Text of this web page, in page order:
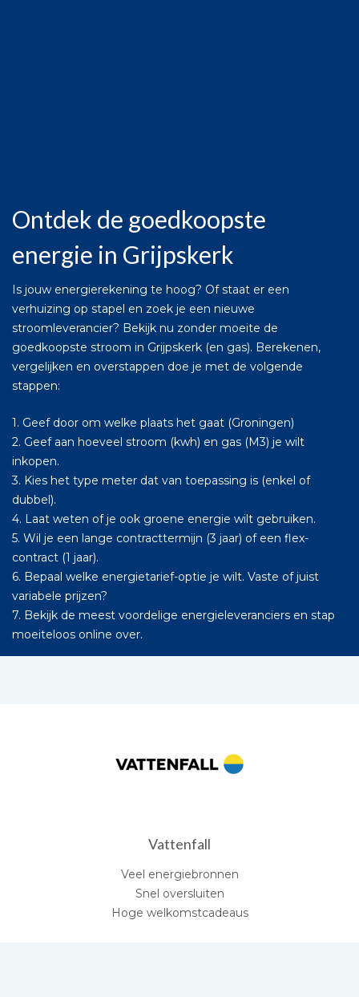
Ontdek de goedkoopste
energie in Grijpskerk
Is jouw energierekening te hoog? Of staat er een
verhuizing op stapel en zoek je een nieuwe
stroomleverancier? Bekijk nu zonder moeite de
goedkoopste stroom in Grijpskerk (en gas). Berekenen,
vergelijken en overstappen doe je met de volgende
stappen:
1. Geef door om welke plaats het gaat (Groningen)
2. Geef aan hoeveel stroom (kwh) en gas (M3) je wilt
inkopen.
3. Kies het type meter dat van toepassing is (enkel of
dubbel).
4. Laat weten of je ook groene energie wilt gebruiken.
5. Wil je een lange contracttermijn (3 jaar) of een flex-
contract (1 jaar).
6. Bepaal welke energietarief-optie je wilt. Vaste of juist
variabele prijzen?
7. Bekijk de meest voordelige energieleveranciers en stap
moeiteloos online over.
Vattenfall
Veel energiebronnen
Snel oversluiten
Hoge welkomstcadeaus